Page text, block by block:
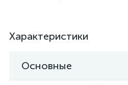
Характеристики
Основные